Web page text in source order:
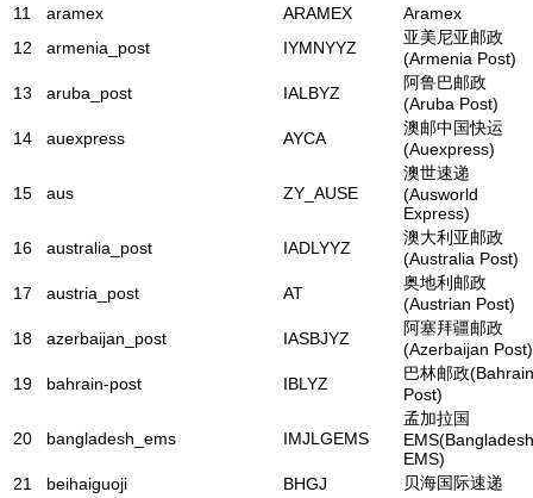
11
aramex ARAMEX
Aramex
12
armenia_post IYMNYYZ
亚美尼亚邮政
(Armenia Post)
13
aruba_post IALBYZ
阿鲁巴邮政
(Aruba Post)
14
auexpress AYCA
澳邮中国快运
(Auexpress)
15 aus ZY_AUSE
澳世速递
(Ausworld
Express)
16
australia_post IADLYYZ
澳大利亚邮政
(Australia Post)
17
austria_post AT
奥地利邮政
(Austrian Post)
18
azerbaijan_post IASBJYZ
阿塞拜疆邮政
(Azerbaijan Post)
19
bahrain-post IBLYZ
巴林邮政(Bahrain
Post)
20 bangladesh_ems IMJLGEMS
孟加拉国
EMS(Bangladesh
EMS)
21
beihaiguoji BHGJ
贝海国际速递